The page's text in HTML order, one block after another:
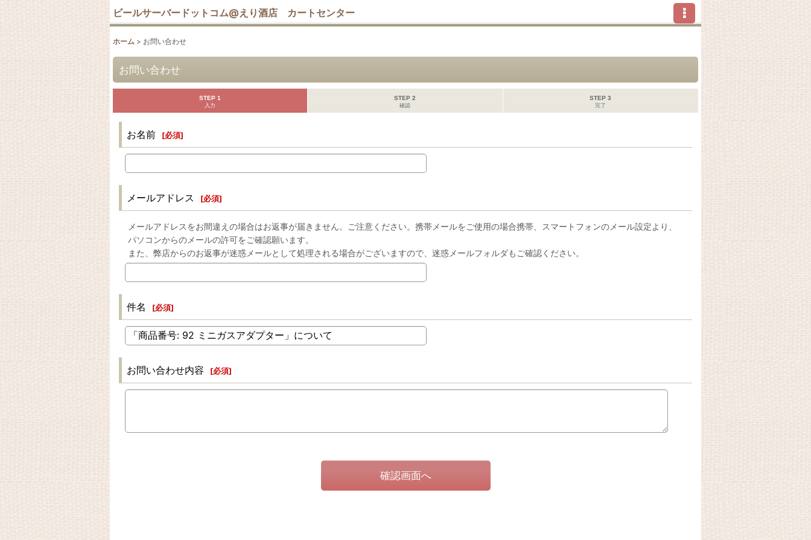
ビールサーバードットコム@えり酒店 カートセンター
ホーム > お問い合わせ
お問い合わせ
STEP 1
入力
STEP 2
確認
STEP 3
完了
お名前 [必須]
メールアドレス [必須]
メールアドレスをお間違えの場合はお返事が届きません。ご注意ください。携帯メールをご使用の場合携帯、スマートフォンのメール設定より、
パソコンからのメールの許可をご確認願います。
また、弊店からのお返事が迷惑メールとして処理される場合がございますので、迷惑メールフォルダもご確認ください。
件名 [必須]
お問い合わせ内容 [必須]
確認画面へ